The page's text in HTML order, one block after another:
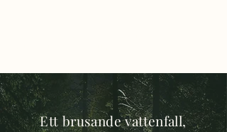
Ett brusande vattenfall,